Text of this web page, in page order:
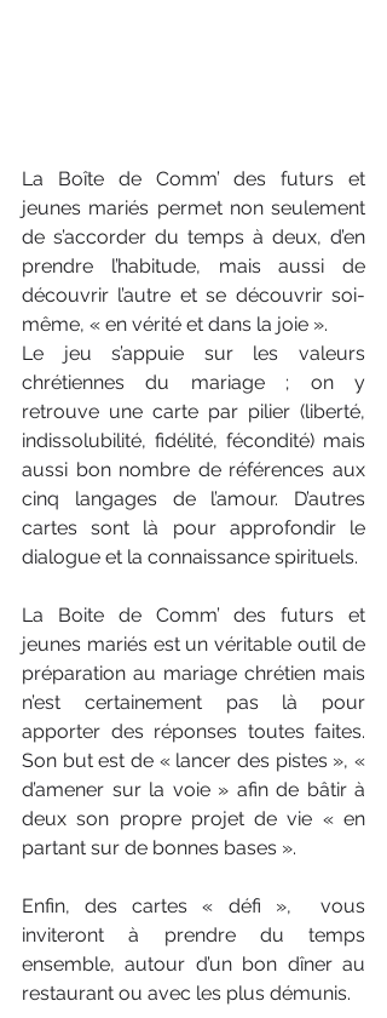
La Boîte de Comm’ des futurs et
jeunes mariés permet non seulement
de s’accorder du temps à deux, d’en
prendre l’habitude, mais aussi de
découvrir l’autre et se découvrir soi-
même, « en vérité et dans la joie ».
Le jeu s’appuie sur les valeurs
chrétiennes du mariage ; on y
retrouve une carte par pilier (liberté,
indissolubilité, fidélité, fécondité) mais
aussi bon nombre de références aux
cinq langages de l’amour. D’autres
cartes sont là pour approfondir le
dialogue et la connaissance spirituels.
La Boite de Comm’ des futurs et
jeunes mariés est un véritable outil de
préparation au mariage chrétien mais
n’est certainement pas là pour
apporter des réponses toutes faites.
Son but est de « lancer des pistes », «
d’amener sur la voie » afin de bâtir à
deux son propre projet de vie « en
partant sur de bonnes bases ».
Enfin, des cartes « défi »,  vous
inviteront à prendre du temps
ensemble, autour d’un bon dîner au
restaurant ou avec les plus démunis.